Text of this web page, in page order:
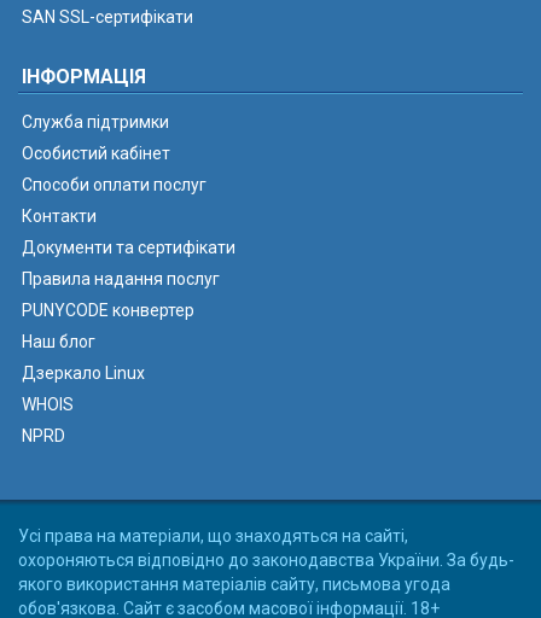
SAN SSL-сертифікати
ІНФОРМАЦІЯ
Служба підтримки
Особистий кабінет
Способи оплати послуг
Контакти
Документи та сертифікати
Правила надання послуг
PUNYCODE конвертер
Наш блог
Дзеркало Linux
WHOIS
NPRD
Усі права на матеріали, що знаходяться на сайті,
охороняються відповідно до законодавства України. За будь-
якого використання матеріалів сайту, письмова угода
обов'язкова. Сайт є засобом масової інформації. 18+